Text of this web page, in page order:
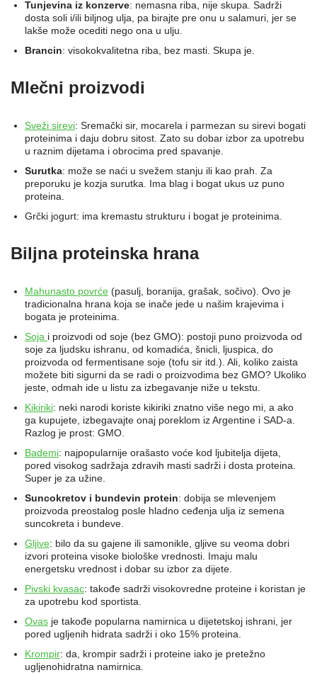
Tunjevina iz konzerve: nemasna riba, nije skupa. Sadrži
dosta soli i/ili biljnog ulja, pa birajte pre onu u salamuri, jer se
lakše može ocediti nego ona u ulju.
Brancin: visokokvalitetna riba, bez masti. Skupa je.
Mlečni proizvodi
Sveži sirevi: Sremački sir, mocarela i parmezan su sirevi bogati
proteinima i daju dobru sitost. Zato su dobar izbor za upotrebu
u raznim dijetama i obrocima pred spavanje.
Surutka: može se naći u svežem stanju ili kao prah. Za
preporuku je kozja surutka. Ima blag i bogat ukus uz puno
proteina.
Grčki jogurt: ima kremastu strukturu i bogat je proteinima.
Biljna proteinska hrana
Mahunasto povrće (pasulj, boranija, grašak, sočivo). Ovo je
tradicionalna hrana koja se inače jede u našim krajevima i
bogata je proteinima.
Soja i proizvodi od soje (bez GMO): postoji puno proizvoda od
soje za ljudsku ishranu, od komadića, šnicli, ljuspica, do
proizvoda od fermentisane soje (tofu sir itd.). Ali, koliko zaista
možete biti sigurni da se radi o proizvodima bez GMO? Ukoliko
jeste, odmah ide u listu za izbegavanje niže u tekstu.
Kikiriki: neki narodi koriste kikiriki znatno više nego mi, a ako
ga kupujete, izbegavajte onaj poreklom iz Argentine i SAD-a.
Razlog je prost: GMO.
Bademi: najpopularnije orašasto voće kod ljubitelja dijeta,
pored visokog sadržaja zdravih masti sadrži i dosta proteina.
Super je za užine.
Suncokretov i bundevin protein: dobija se mlevenjem
proizvoda preostalog posle hladno ceđenja ulja iz semena
suncokreta i bundeve.
Gljive: bilo da su gajene ili samonikle, gljive su veoma dobri
izvori proteina visoke biološke vrednosti. Imaju malu
energetsku vrednost i dobar su izbor za dijete.
Pivski kvasac: takođe sadrži visokovredne proteine i koristan je
za upotrebu kod sportista.
Ovas je takođe popularna namirnica u dijetetskoj ishrani, jer
pored ugljenih hidrata sadrži i oko 15% proteina.
Krompir: da, krompir sadrži i proteine iako je pretežno
ugljenohidratna namirnica.